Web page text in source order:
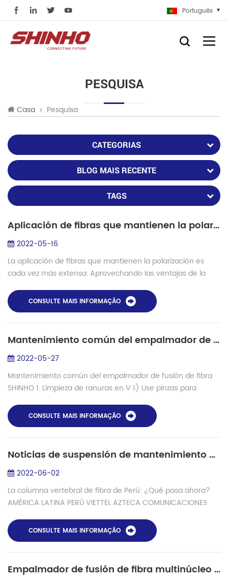
Português
PESQUISA
Casa Pesquisa
CATEGORIAS
BLOG MAIS RECENTE
TAGS
Aplicación de fibras que mantienen la polarización
2022-05-16
La aplicación de fibras que mantienen la polarización es
cada vez más extensa. Aprovechando las ventajas de la
aplicaciones más significativ...
CONSULTE MAIS INFORMAÇÃO
Mantenimiento común del empalmador de fusión de fibra Shinho
2022-05-27
Mantenimiento común del empalmador de fusión de fibra
SHINHO 1. Limpieza de ranuras en V 1) Use pinzas para
accesorio (Figura 1), el pie pre...
CONSULTE MAIS INFORMAÇÃO
Noticias de suspensión de mantenimiento de red de fibra troncal de Perú - proyectos de fusionadoras
2022-06-02
La columna vertebral de fibra de Perú: ¿Qué pasa ahora?
AMÉRICA LATINA PERÚ VIETTEL AZTECA COMUNICACIONES
RDNFO SATELITAL TELECOMUNICACIONES Backbone...
CONSULTE MAIS INFORMAÇÃO
Empalmador de fusión de fibra multinúcleo Shinho S-22 ¡Nuevo lanzamiento!